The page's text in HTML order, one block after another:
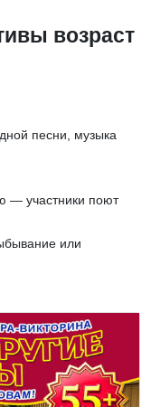
возраст
песни, музыка
— участники поют
или